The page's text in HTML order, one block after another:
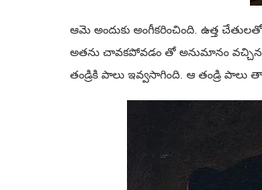
ఆమె అందుకు అంగీకరించింది. ఉత్త
అతను చావకపోవడం తో అనుమానం వచ్చిన
తండ్రికి పాలు ఇవ్వసాగింది. ఆ తండ్రి పాలు